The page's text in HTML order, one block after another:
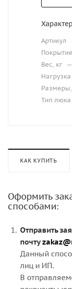
Артикул
Покрытие
Вес, кг —
Нагрузка
Тип люка
КАК КУПИТЬ
Оформить
способами:
Отправить
почту
Данный
лиц и ИП.
В